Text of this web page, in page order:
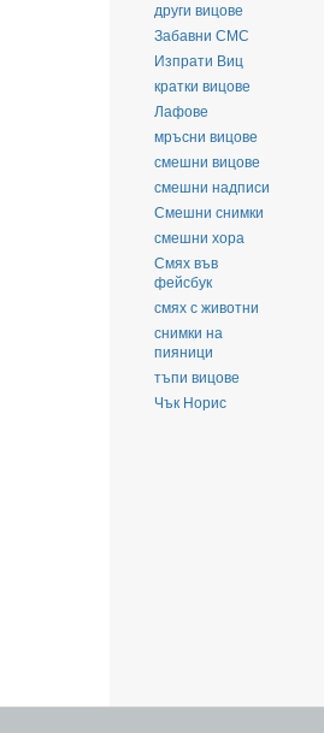
други вицове
Забавни СМС
Изпрати Виц
кратки вицове
Лафове
мръсни вицове
смешни вицове
смешни надписи
Смешни снимки
смешни хора
Смях във
фейсбук
смях с животни
снимки на
пияници
тъпи вицове
Чък Норис